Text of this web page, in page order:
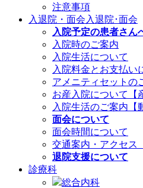
注意事項
入退院・面会 入退院･面会
入院予定の患者さん
入院時のご案内
入院生活について
入院料金とお支払い
アメニティセットの
お産入院について【
入院生活のご案内【
面会について
面会時間について
交通案内・アクセス
退院支援について
診療科
総合内科